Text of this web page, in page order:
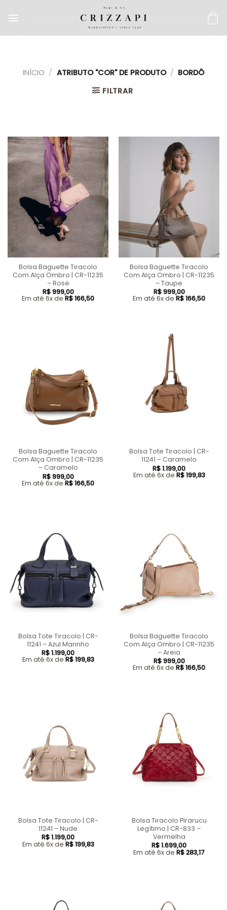
INÍCIO / ATRIBUTO "COR" DE PRODUTO / BORDÔ
FILTRAR
Bolsa Baguette Tiracolo
Com Alça Ombro | CR-11235
– Rose
R$999,00
Em até 6x de R$166,50
Bolsa Baguette Tiracolo
Com Alça Ombro | CR-11235
– Taupe
R$999,00
Em até 6x de R$166,50
Bolsa Baguette Tiracolo
Com Alça Ombro | CR-11235
– Caramelo
R$999,00
Em até 6x de R$166,50
Bolsa Tote Tiracolo | CR-
11241 – Caramelo
R$1.199,00
Em até 6x de R$199,83
Bolsa Tote Tiracolo | CR-
11241 – Azul Marinho
R$1.199,00
Em até 6x de R$199,83
Bolsa Baguette Tiracolo
Com Alça Ombro | CR-11235
– Areia
R$999,00
Em até 6x de R$166,50
Bolsa Tote Tiracolo | CR-
11241 – Nude
R$1.199,00
Em até 6x de R$199,83
Bolsa Tiracolo Pirarucu
Legítimo | CR-833 –
Vermelha
R$1.699,00
Em até 6x de R$283,17